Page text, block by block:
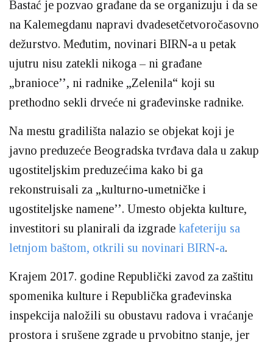
Bastać je pozvao građane da se organizuju i da se
na Kalemegdanu napravi dvadesetčetvoročasovno
dežurstvo. Međutim, novinari BIRN-a u petak
ujutru nisu zatekli nikoga – ni građane
„branioce’’, ni radnike „Zelenila“ koji su
prethodno sekli drveće ni građevinske radnike.
Na mestu gradilišta nalazio se objekat koji je
javno preduzeće Beogradska tvrđava dala u zakup
ugostiteljskim preduzećima kako bi ga
rekonstruisali za „kulturno-umetničke i
ugostiteljske namene’’. Umesto objekta kulture,
investitori su planirali da izgrade kafeteriju sa
letnjom baštom, otkrili su novinari BIRN-a.
Krajem 2017. godine Republički zavod za zaštitu
spomenika kulture i Republička građevinska
inspekcija naložili su obustavu radova i vraćanje
prostora i srušene zgrade u prvobitno stanje, jer